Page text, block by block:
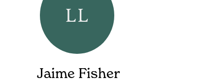
Jaime Fisher